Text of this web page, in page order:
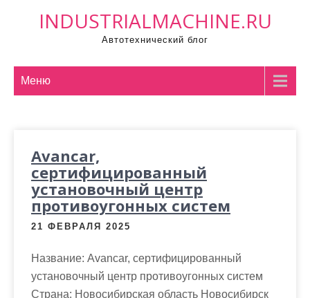
INDUSTRIALMACHINE.RU
Автотехнический блог
Меню
Avancar,
сертифицированный
установочный центр
противоугонных систем
21 ФЕВРАЛЯ 2025
Название: Avancar, сертифицированный
установочный центр противоугонных систем
Страна: Новосибирская область Новосибирск